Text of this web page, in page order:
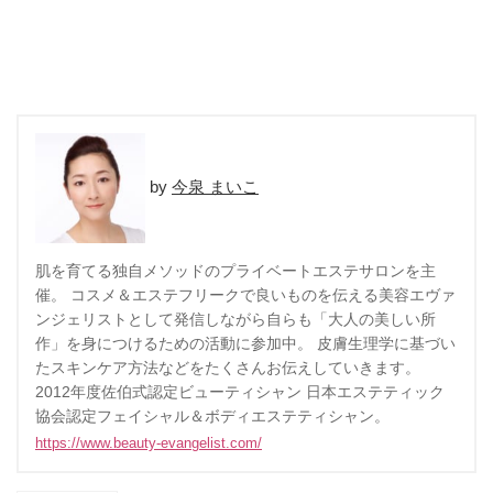
今泉 まいこ
肌を育てる独自メソッドのプライベートエステサロンを主
催。 コスメ＆エステフリークで良いものを伝える美容エヴァ
ンジェリストとして発信しながら自らも「大人の美しい所
作」を身につけるための活動に参加中。 皮膚生理学に基づい
たスキンケア方法などをたくさんお伝えしていきます。
2012年度佐伯式認定ビューティシャン 日本エステティック
協会認定フェイシャル＆ボディエステティシャン。
https://www.beauty-evangelist.com/